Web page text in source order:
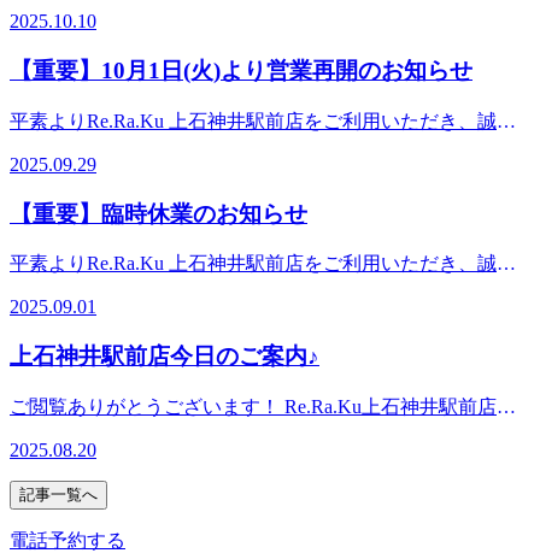
りませんので、近隣のパーキングをお使いください。※オン
ラインで△や×と表示されていてもご案内出来る場合があり
ます。お気軽にお問い合わせください^^
♪Re.Ra.Ku 上石神井駅前店マッサージのように気持ちいい肩
を応援します!“予防”のボディケア、始めてみませんか?〈営
～21:00(最終受付20:30まで)〈住所〉東京都練馬区上石神井1-
分! 西武新宿駅から急行で15分! 高田馬場・鷺ノ宮・田無か
らもアクセス◎ 石神井公園・吉祥寺からは自転車でのご来
店がオススメ。お車の場合は駐車場のご用意がありませんの
で、近隣のパーキングをお使いください。※オンラインで△
や×と表示されていてもご案内出来る場合があります。お気
軽にお問い合わせください^^
期待できます。30分 4，510円 足裏中心40分 5，830円
裏※単品でもお受け頂けますがボディケアと一緒に行うと足
元のスッキリ感が期待できます。＊Re,Ra,Kuは持ち回り制
度、指名制度がございます。担当スタッフを決めたい場合は
タケの3名でお待ちしております。『肩甲骨ケア&amp;骨盤
石神井駅前店マッサージのように気持ちいい肩甲骨ストレッ
す!“予防”のボディケア、始めてみませんか?〈営業時間〉平
受付20:30まで)〈住所〉東京都練馬区上石神井1-2-45,〈アク
セス〉西武新宿線上石神井駅改札から徒歩1分! 西武新宿駅
から急行で15分! 高田馬場・鷺ノ宮・田無からもアクセス
◎ 石神井公園・吉祥寺からは自転車でのご来店がオスス
メ。お車の場合は駐車場のご用意がありませんので、近隣の
パーキングをお使いください。※オンラインで△や×と表示
合わせください^^
に空きがございます。10:00-21:30がご案内可能となっており
ます。こんにちは!今日のブログ担当のヨシクニです。本日
は先日とは違い暑い日ですがいかがお過ごしでしょうか。気
そんな時にオススメなのが、ストレッチです。ストレッチで
お疲れの箇所を伸ばすと筋肉がよりほぐれて、スムーズに筋
クニ・イワヤの2名でお待ちしております。『肩甲骨ケア
&amp;骨盤ストレッチ』を取り入れたリラク系ボディケア
♪Re.Ra.Ku 上石神井駅前店マッサージのように気持ちいい肩
を応援します!“予防”のボディケア、始めてみませんか?〈営
～21:00(最終受付20:30まで)〈住所〉東京都練馬区上石神井1-
分! 西武新宿駅から急行で15分! 高田馬場・鷺ノ宮・田無か
店がオススメ。お車の場合は駐車場のご用意がありませんの
で、近隣のパーキングをお使いください。※オンラインで△
や×と表示されていてもご案内出来る場合があります。お気
軽にお問い合わせください^^
2025.10.10
【重要】10月1日(火)より営業再開のお知らせ
平素よりRe.Ra.Ku 上石神井駅前店をご利用いただき、誠に
したが、修繕が完了し10月1日(火)より営業を再開いたしま
す。 休業期間中は皆様にご不便をおかけし、また近隣店舗
をご利用いただいた皆様には心より感謝申し上げます。これ
ス提供に努めて参ります。 改めまして、休業中も当店をご
愛顧いただきましたこと、心より感謝申し上げます。皆様の
Re.Ra.Ku 上石神井駅前店
2025.09.29
【重要】臨時休業のお知らせ
平素よりRe.Ra.Ku 上石神井駅前店をご利用いただき、誠に
の空調整備に不具合が生じ、お客様に快適にお過ごしいただ
ける環境を確保できないため、本日より臨時休業とさせてい
ただきます。 現在、エアコンの修繕を手配しております
が確定次第、改めてメールやホームページにてご案内いたし
ます。皆さまには多大なるご迷惑とご不便をおかけいたしま
すこと、心よりお詫び申し上げます。 なお、臨時休業中は
下記近隣店舗もご利用いただけます。◆Re.Ra.Ku 吉祥寺店
住所：東京都武蔵野市吉祥寺本町1-13-1 板谷ビル4Fアクセ
ス：JR・京王井の頭線吉祥寺駅 北口より徒歩約3分HP：
2025.09.01
上石神井駅前店今日のご案内♪
ご閲覧ありがとうございます！ Re.Ra.Ku上石神井駅前店で
*．。・*．。・* 8月20日（水）空き情報のお知らせです！
以下の時間帯に空きがございます。 11：00－21：30 がご案
内可能となっております。。・*．。・*．。・*．。・
*．。・*．。・。。・*．。・*．。・* こんにちは！今日
2025.08.20
記事一覧へ
電話予約する